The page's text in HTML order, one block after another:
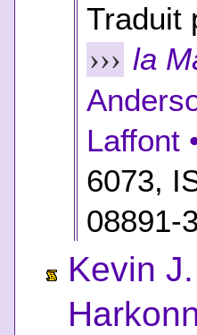
Traduit
››› la
Laffont
6073,
08891-3
Kevin